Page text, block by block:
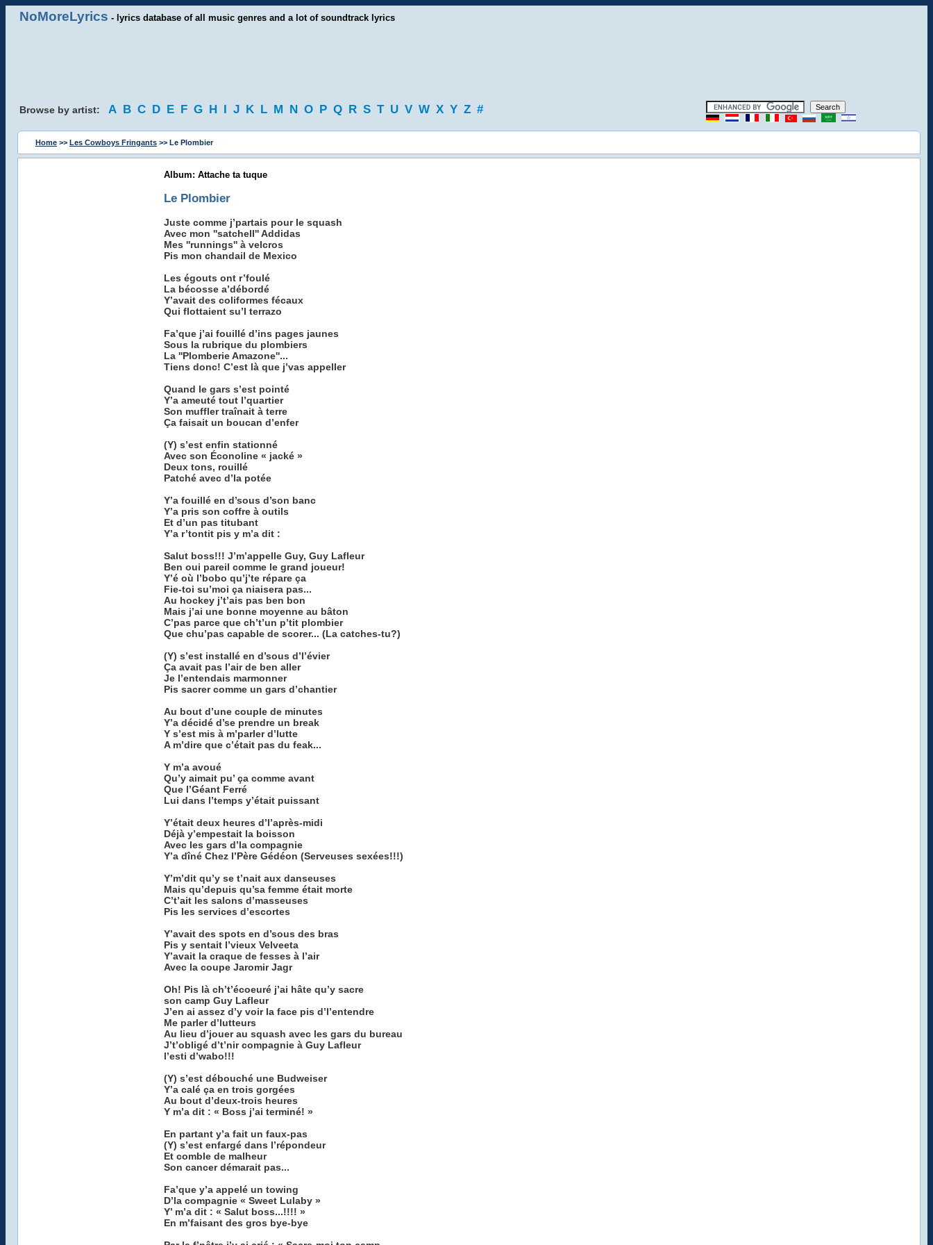
NoMoreLyrics - lyrics database of all music genres and a lot of soundtrack lyrics
Browse by artist: A B C D E F G H I J K L M N O P Q R S T U V W X Y Z #
Home >> Les Cowboys Fringants >> Le Plombier
Album: Attache ta tuque
Le Plombier
Juste comme j’partais pour le squash
Avec mon ''satchell'' Addidas
Mes ''runnings'' à velcros
Pis mon chandail de Mexico
Les égouts ont r’foulé
La bécosse a’débordé
Y’avait des coliformes fécaux
Qui flottaient su’l terrazo
Fa’que j’ai fouillé d’ins pages jaunes
Sous la rubrique du plombiers
La ''Plomberie Amazone''...
Tiens donc! C’est là que j’vas appeller
Quand le gars s’est pointé
Y’a ameuté tout l’quartier
Son muffler traînait à terre
Ça faisait un boucan d’enfer
(Y) s’est enfin stationné
Avec son Éconoline « jacké »
Deux tons, rouillé
Patché avec d’la potée
Y’a fouillé en d’sous d’son banc
Y’a pris son coffre à outils
Et d’un pas titubant
Y’a r’tontit pis y m’a dit :
Salut boss!!! J’m’appelle Guy, Guy Lafleur
Ben oui pareil comme le grand joueur!
Y’é où l’bobo qu’j’te répare ça
Fie-toi su’moi ça niaisera pas...
Au hockey j’t’ais pas ben bon
Mais j’ai une bonne moyenne au bâton
C’pas parce que ch’t’un p’tit plombier
Que chu’pas capable de scorer... (La catches-tu?)
(Y) s’est installé en d’sous d’l’évier
Ça avait pas l’air de ben aller
Je l’entendais marmonner
Pis sacrer comme un gars d’chantier
Au bout d’une couple de minutes
Y’a décidé d’se prendre un break
Y s’est mis à m’parler d’lutte
A m’dire que c’était pas du feak...
Y m’a avoué
Qu’y aimait pu’ ça comme avant
Que l’Géant Ferré
Lui dans l’temps y’était puissant
Y’était deux heures d’l’après-midi
Déjà y’empestait la boisson
Avec les gars d’la compagnie
Y’a dîné Chez l’Père Gédéon (Serveuses sexées!!!)
Y’m’dit qu’y se t’nait aux danseuses
Mais qu’depuis qu’sa femme était morte
C’t’ait les salons d’masseuses
Pis les services d’escortes
Y’avait des spots en d’sous des bras
Pis y sentait l’vieux Velveeta
Y’avait la craque de fesses à l’air
Avec la coupe Jaromir Jagr
Oh! Pis là ch’t’écoeuré j’ai hâte qu’y sacre
son camp Guy Lafleur
J’en ai assez d’y voir la face pis d’l’entendre
Me parler d’lutteurs
Au lieu d’jouer au squash avec les gars du bureau
J’t’obligé d’t’nir compagnie à Guy Lafleur
l’esti d’wabo!!!
(Y) s’est débouché une Budweiser
Y’a calé ça en trois gorgées
Au bout d’deux-trois heures
Y m’a dit : « Boss j’ai terminé! »
En partant y’a fait un faux-pas
(Y) s’est enfargé dans l’répondeur
Et comble de malheur
Son cancer démarait pas...
Fa’que y’a appelé un towing
D’la compagnie « Sweet Lulaby »
Y’ m’a dit : « Salut boss...!!!! »
En m’faisant des gros bye-bye